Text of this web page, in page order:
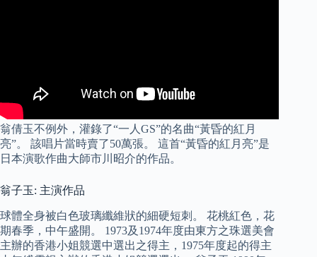
翁倩玉不例外，灌錄了“一人GS”的名曲“黃昏的紅月
亮”。 該唱片當時賣了50萬張。 這首“黃昏的紅月亮”是
日本演歌作曲大師市川昭介的作品。
翁子玉: 主演作品
球體全身被白色玻璃纖維狀的細硬短刺。 花桃紅色，花
期春季，中午盛開。 1973及1974年度由東方之珠選美會
主辦的香港小姐競選中選出之得主，1975年度起的得主